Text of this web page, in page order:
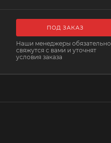
ПОД ЗАКАЗ
Наши менеджеры обязательно
свяжутся с вами и уточнят
условия заказа